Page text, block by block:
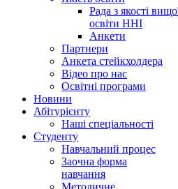
Рада з якості
освіти ННІ
Анкети
Партнери
Анкета стейкхолдера
Відео про нас
Освітні програми
Hовини
Абітурієнту
Наші спеціальності
Студенту
Навчальний процес
Заочна форма
навчання
Методичне